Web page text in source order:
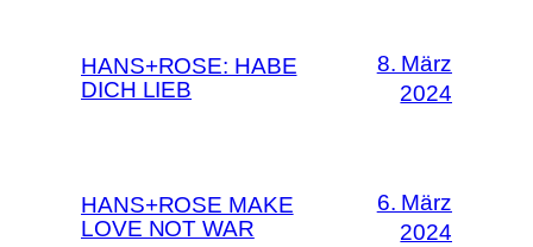
HANS+ROSE: HABE
DICH LIEB
8. März
2024
HANS+ROSE MAKE
LOVE NOT WAR
6. März
2024